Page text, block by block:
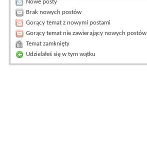
Nowe posty
Brak nowych postów
Gorący temat z nowymi postami
Gorący temat nie zawierający nowych postów
Temat zamknięty
Udzielałeś się w tym wątku